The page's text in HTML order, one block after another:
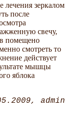
лечения зеркалом
после
свечу,
помещено
смотреть то
действует
мышцы
яблока
admin